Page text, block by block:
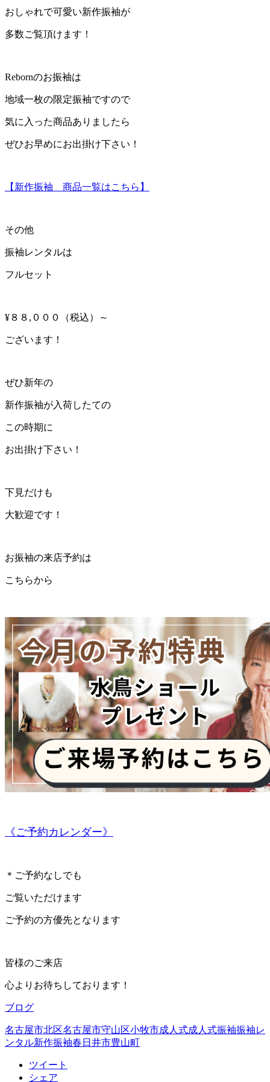
おしゃれで可愛い新作振袖が
多数ご覧頂けます！
Rebornのお振袖は
地域一枚の限定振袖ですので
気に入った商品ありましたら
ぜひお早めにお出掛け下さい！
【新作振袖 商品一覧はこちら】
その他
振袖レンタルは
フルセット
¥８８,０００（税込）～
ございます！
ぜひ新年の
新作振袖が入荷したての
この時期に
お出掛け下さい！
下見だけも
大歓迎です！
お振袖の来店予約は
こちらから
《ご予約カレンダー》
＊ご予約なしでも
ご覧いただけます
ご予約の方優先となります
皆様のご来店
心よりお待ちしております！
ブログ
名古屋市北区名古屋市守山区小牧市成人式成人式振袖振袖レ
ンタル新作振袖春日井市豊山町
ツイート
シェア